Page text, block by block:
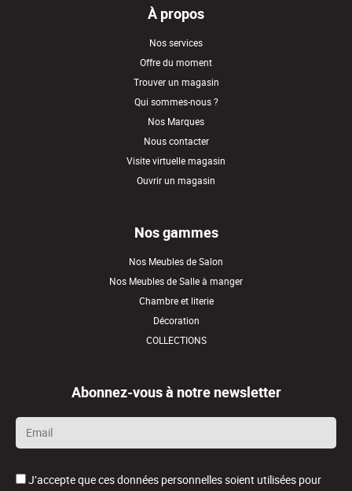
À propos
Nos services
Offre du moment
Trouver un magasin
Qui sommes-nous ?
Nos Marques
Nous contacter
Visite virtuelle magasin
Ouvrir un magasin
Nos gammes
Nos Meubles de Salon
Nos Meubles de Salle à manger
Chambre et literie
Décoration
COLLECTIONS
Abonnez-vous à notre newsletter
Email
*
J’accepte que ces données personnelles soient utilisées pour